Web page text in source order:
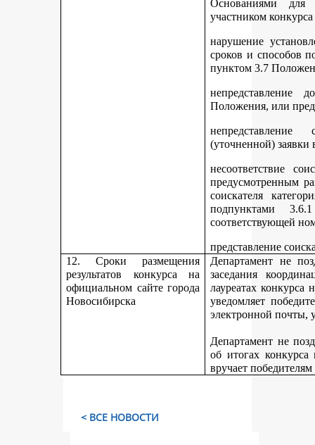
Основаниями для
участником
нарушение
сроков и способов
пунктом 3.7
непредставление
Положения, или
непредставление
(уточненной) заявки
несоответствие
предусмотренным
соискателя
подпунктами 3.6.1
соответствующей
представление
12. Сроки размещения
результатов конкурса на
официальном сайте города
Новосибирска
Департамент не
заседания
лауреатах
уведомляет
электронной почты,
Департамент не
об итогах
вручает
< ВСЕ НОВОСТИ